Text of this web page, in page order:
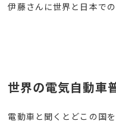
伊藤さんに世界と日本で
世界の電気自動車
電動車と聞くとどこの国